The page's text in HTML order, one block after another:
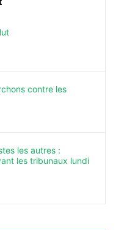
contre les
les autres :
les tribunaux lundi